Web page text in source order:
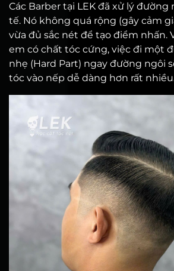
Các Barber tại LEK đã xử lý
tế. Nó không quá rộng (gây cảm
vừa đủ sắc nét để tạo điểm nhấn.
em có chất tóc cứng, việc đi một
nhẹ (Hard Part) ngay đường ngôi
tóc vào nếp dễ dàng hơn rất